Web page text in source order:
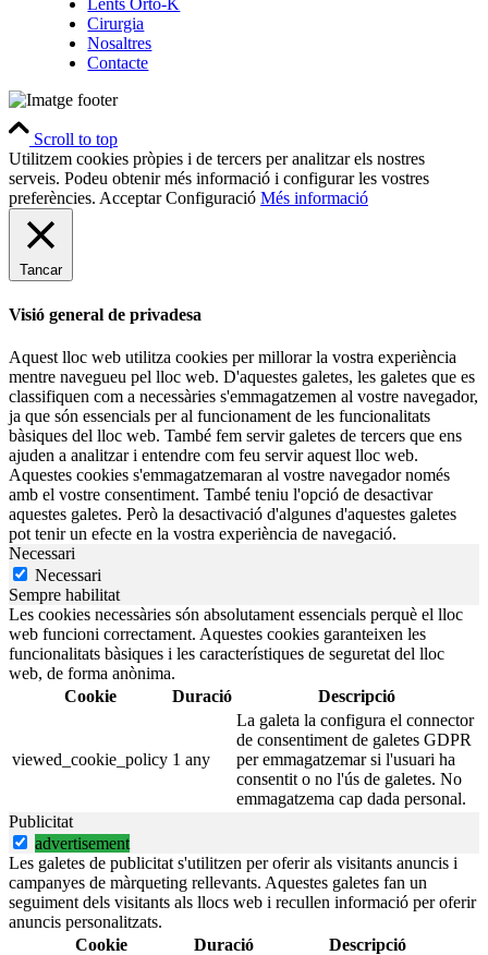
Lents Orto-K
Cirurgia
Nosaltres
Contacte
Scroll to top
Utilitzem cookies pròpies i de tercers per analitzar els nostres
serveis. Podeu obtenir més informació i configurar les vostres
preferències. Acceptar Configuració Més informació
Tancar
Visió general de privadesa
Aquest lloc web utilitza cookies per millorar la vostra experiència
mentre navegueu pel lloc web. D'aquestes galetes, les galetes que es
classifiquen com a necessàries s'emmagatzemen al vostre navegador,
ja que són essencials per al funcionament de les funcionalitats
bàsiques del lloc web. També fem servir galetes de tercers que ens
ajuden a analitzar i entendre com feu servir aquest lloc web.
Aquestes cookies s'emmagatzemaran al vostre navegador només
amb el vostre consentiment. També teniu l'opció de desactivar
aquestes galetes. Però la desactivació d'algunes d'aquestes galetes
pot tenir un efecte en la vostra experiència de navegació.
Necessari
Necessari
Sempre habilitat
Les cookies necessàries són absolutament essencials perquè el lloc
web funcioni correctament. Aquestes cookies garanteixen les
funcionalitats bàsiques i les característiques de seguretat del lloc
web, de forma anònima.
Cookie
Duració Descripció
viewed_cookie_policy 1 any
La galeta la configura el connector
de consentiment de galetes GDPR
per emmagatzemar si l'usuari ha
consentit o no l'ús de galetes. No
emmagatzema cap dada personal.
Publicitat
advertisement
Les galetes de publicitat s'utilitzen per oferir als visitants anuncis i
campanyes de màrqueting rellevants. Aquestes galetes fan un
seguiment dels visitants als llocs web i recullen informació per oferir
anuncis personalitzats.
Cookie
Duració Descripció